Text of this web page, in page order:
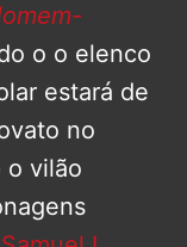
o o elenco
estará de
no
o vilão